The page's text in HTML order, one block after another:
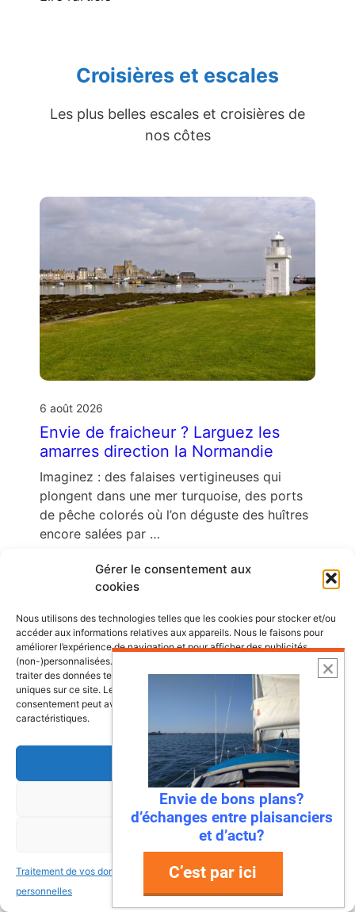
Gérer le consentement aux
cookies
Nous utilisons des technologies telles que les cookies pour stocker et/ou
accéder aux informations relatives aux appareils. Nous le faisons pour
améliorer l’expérience de navigation et pour afficher des publicités
(non-)personnalisées. Consentir à ces technologies nous autorisera à
traiter des données telles que le comportement de navigation ou les ID
uniques sur ce site. Le fait de ne pas consentir ou de retirer son
consentement peut avoir un effet négatif sur certaines fonctonnalités et
caractéristiques.
Accepter
Refuser
Voir les préférences
Traitement de vos données
personnelles
Traitement de vos données
personnelles
Croisières et escales
Les plus belles escales et croisières de
nos côtes
6 août 2026
Envie de fraicheur ? Larguez les
amarres direction la Normandie
Imaginez : des falaises vertigineuses qui
plongent dans une mer turquoise, des ports
de pêche colorés où l’on déguste des huîtres
encore salées par …
Lire l’article
Mandelieu-La Napoule : la première
ville à dire « stop » aux déchets en
mer !
Ah, la Méditerranée… Ses eaux turquoise, ses
Envie de bons plans?
d’échanges entre plaisanciers
et d’actu?
C’est par ici